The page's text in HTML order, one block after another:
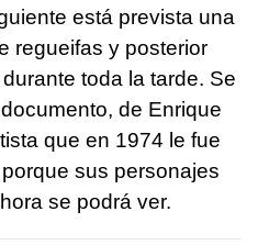
está prevista una
regueifas y posterior
toda la tarde. Se
de Enrique
que en 1974 le fue
sus personajes
se podrá ver.